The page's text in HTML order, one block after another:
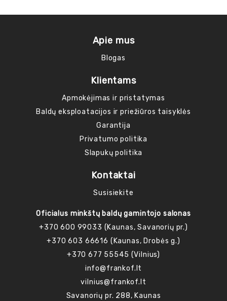
Apie mus
Blogas
Klientams
Apmokėjimas ir pristatymas
Baldų eksploatacijos ir priežiūros taisyklės
Garantija
Privatumo politika
Slapukų politika
Kontaktai
Susisiekite
Oficialus minkštų baldų gamintojo salonas
+370 600 99033 (Kaunas, Savanorių pr.)
+370 603 66616 (Kaunas, Drobės g.)
+370 677 55545 (Vilnius)
info@frankof.lt
vilnius@frankof.lt
Savanorių pr. 288, Kaunas